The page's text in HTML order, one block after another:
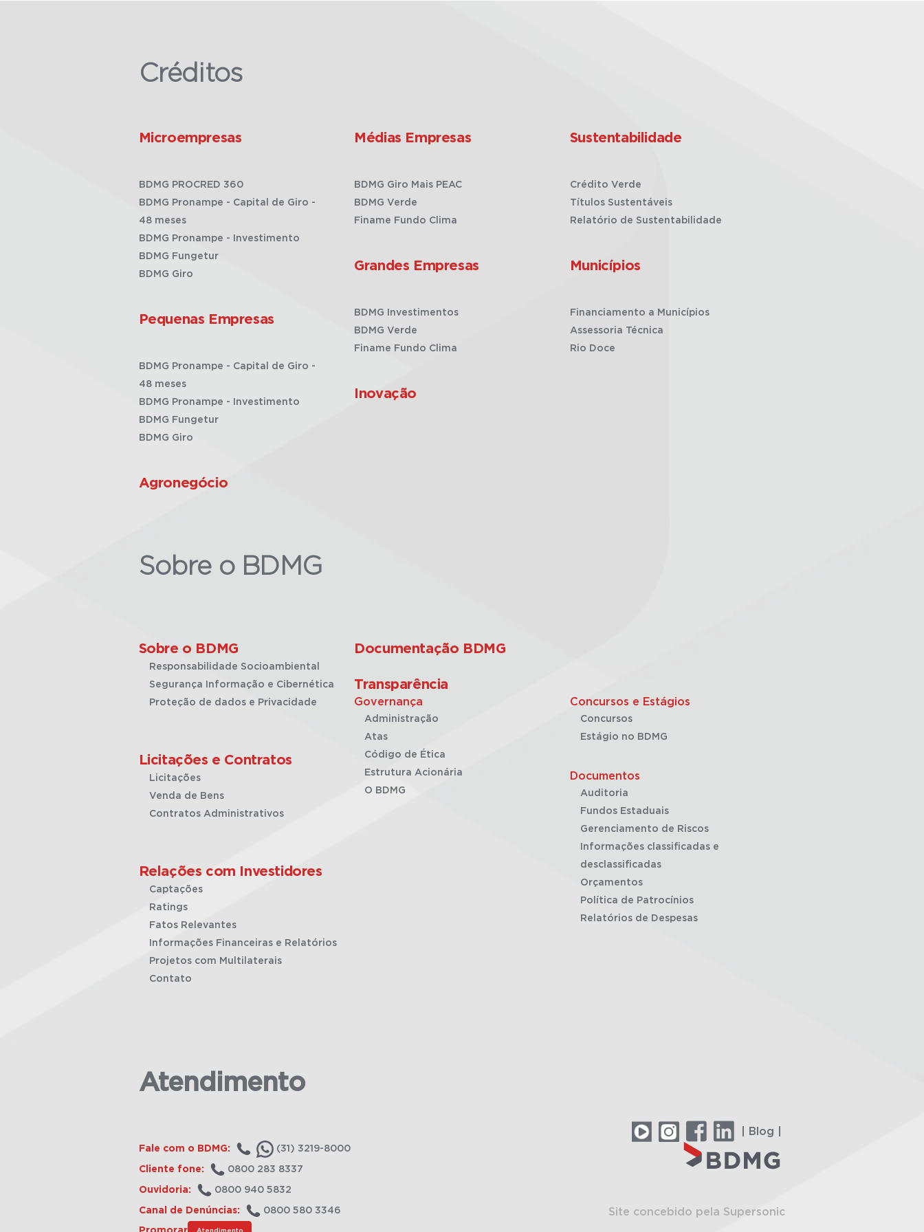
Créditos
Microempresas
BDMG PROCRED 360
BDMG Pronampe - Capital de Giro -
48 meses
BDMG Pronampe - Investimento
BDMG Fungetur
BDMG Giro
Pequenas Empresas
BDMG Pronampe - Capital de Giro -
48 meses
BDMG Pronampe - Investimento
BDMG Fungetur
BDMG Giro
Agronegócio
Médias Empresas
BDMG Giro Mais PEAC
BDMG Verde
Finame Fundo Clima
Grandes Empresas
BDMG Investimentos
BDMG Verde
Finame Fundo Clima
Inovação
Sustentabilidade
Crédito Verde
Títulos Sustentáveis
Relatório de Sustentabilidade
Municípios
Financiamento a Municípios
Assessoria Técnica
Rio Doce
Sobre o BDMG
Sobre o BDMG
Responsabilidade Socioambiental
Segurança Informação e Cibernética
Proteção de dados e Privacidade
Licitações e Contratos
Licitações
Venda de Bens
Contratos Administrativos
Relações com Investidores
Captações
Ratings
Fatos Relevantes
Informações Financeiras e Relatórios
Projetos com Multilaterais
Contato
Documentação BDMG
Transparência
Governança
Administração
Atas
Código de Ética
Estrutura Acionária
O BDMG
Concursos e Estágios
Concursos
Estágio no BDMG
Documentos
Auditoria
Fundos Estaduais
Gerenciamento de Riscos
Informações classificadas e
desclassificadas
Orçamentos
Política de Patrocínios
Relatórios de Despesas
Atendimento
Fale com o BDMG: (31) 3219-8000
Cliente fone: 0800 283 8337
Ouvidoria: 0800 940 5832
Canal de Denúncias: 0800 580 3346
Atendimento
| Blog |
Site concebido pela Supersonic